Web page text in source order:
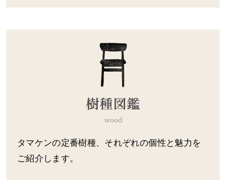
タマケンの定番樹種、それぞれの個性と魅力を
ご紹介します。